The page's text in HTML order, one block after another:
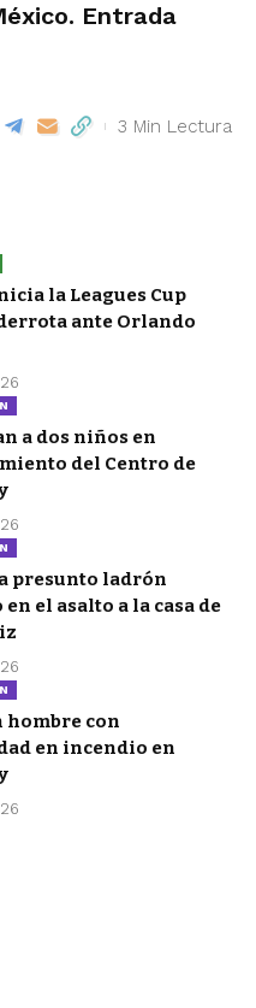
Entrada
3 Min Lectura
la Leagues Cup
ante Orlando
a dos niños en
del Centro de
presunto ladrón
el asalto a la casa de
hombre con
en incendio en